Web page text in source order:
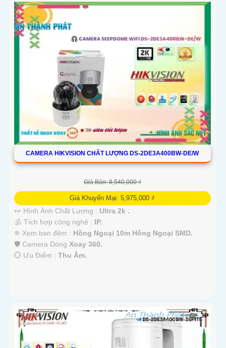
CAMERA HIKVISION CHẤT LƯỢNG DS-2DE3A400BW-DE/W
Giá Bán: 8,540,000 ₫
Giá Khuyến Mại: 5,975,000 ₫
👀 Hình Ành Chất Lượng : Ultra 2k .
🕉️ Tích hợp công nghệ : IP.
❈ Xem ban đêm : Hồng Ngoại 10m Hồng Ngoại SMD.
🛡 Camera Dòng Xoay 360.
️💮 Ưu Điểm : Thu Âm.